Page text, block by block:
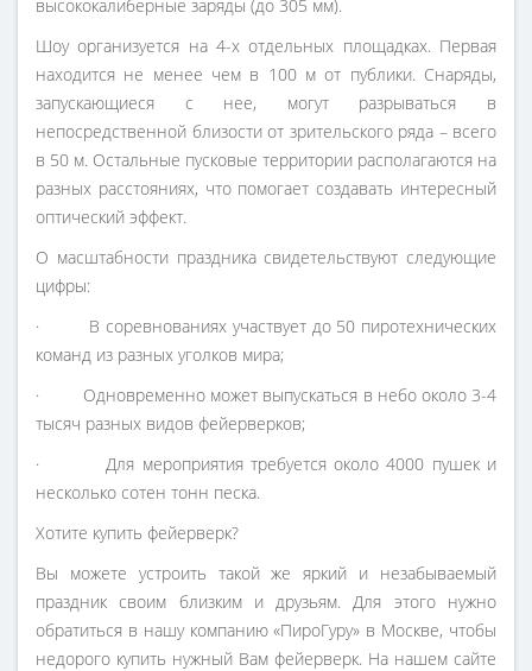
высококалиберные заряды (до 305 мм).
Шоу организуется на 4-х отдельных площадках. Первая
находится не менее чем в 100 м от публики. Снаряды,
запускающиеся с нее, могут разрываться в
непосредственной близости от зрительского ряда – всего
в 50 м. Остальные пусковые территории располагаются на
разных расстояниях, что помогает создавать интересный
оптический эффект.
О масштабности праздника свидетельствуют следующие
цифры:
· В соревнованиях участвует до 50 пиротехнических
команд из разных уголков мира;
· Одновременно может выпускаться в небо около 3-4
тысяч разных видов фейерверков;
· Для мероприятия требуется около 4000 пушек и
несколько сотен тонн песка.
Хотите купить фейерверк?
Вы можете устроить такой же яркий и незабываемый
праздник своим близким и друзьям. Для этого нужно
обратиться в нашу компанию «ПироГуру» в Москве, чтобы
недорого купить нужный Вам фейерверк. На нашем сайте